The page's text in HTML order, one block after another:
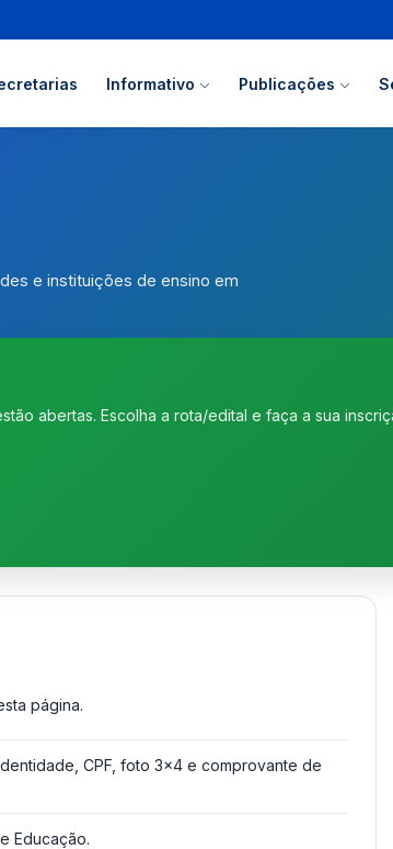
Informativo Publicações
e instituições de ensino em
abertas. Escolha a rota/edital e faça a sua
página.
CPF, foto 3x4 e comprovante de
Educação.